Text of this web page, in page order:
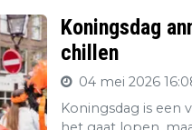
Koningsdag
chillen
04 mei 2026
Koningsdag is een